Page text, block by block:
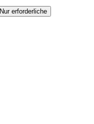
Nur erforderliche